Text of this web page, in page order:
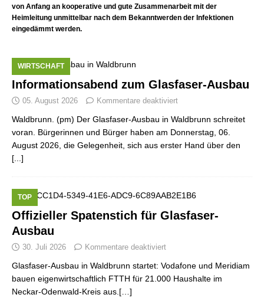
von Anfang an kooperative und gute Zusammenarbeit mit der
Heimleitung unmittelbar nach dem Bekanntwerden der Infektionen
eingedämmt werden.
Informationsabend zum Glasfaser-Ausbau
WIRTSCHAFT
05. August 2026 Kommentare deaktiviert
Waldbrunn. (pm) Der Glasfaser-Ausbau in Waldbrunn schreitet
voran. Bürgerinnen und Bürger haben am Donnerstag, 06.
August 2026, die Gelegenheit, sich aus erster Hand über den
[...]
Offizieller Spatenstich für Glasfaser-
Ausbau
TOP
30. Juli 2026 Kommentare deaktiviert
Glasfaser-Ausbau in Waldbrunn startet: Vodafone und Meridiam
bauen eigenwirtschaftlich FTTH für 21.000 Haushalte im
Neckar-Odenwald-Kreis aus.[…]